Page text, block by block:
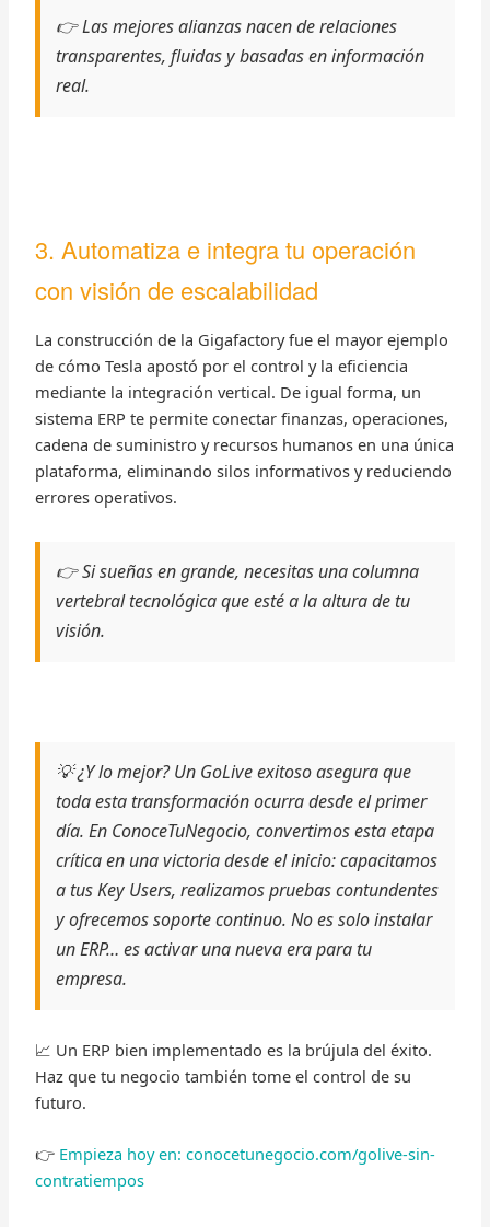
👉 Las mejores alianzas nacen de relaciones
transparentes, fluidas y basadas en información
real.
3. Automatiza e integra tu operación
con visión de escalabilidad
La construcción de la Gigafactory fue el mayor ejemplo
de cómo Tesla apostó por el control y la eficiencia
mediante la integración vertical. De igual forma, un
sistema ERP te permite conectar finanzas, operaciones,
cadena de suministro y recursos humanos en una única
plataforma, eliminando silos informativos y reduciendo
errores operativos.
👉 Si sueñas en grande, necesitas una columna
vertebral tecnológica que esté a la altura de tu
visión.
💡 ¿Y lo mejor? Un GoLive exitoso asegura que
toda esta transformación ocurra desde el primer
día. En ConoceTuNegocio, convertimos esta etapa
crítica en una victoria desde el inicio: capacitamos
a tus Key Users, realizamos pruebas contundentes
y ofrecemos soporte continuo. No es solo instalar
un ERP… es activar una nueva era para tu
empresa.
📈 Un ERP bien implementado es la brújula del éxito.
Haz que tu negocio también tome el control de su
futuro.
👉 Empieza hoy en: conocetunegocio.com/golive-sin-
contratiempos